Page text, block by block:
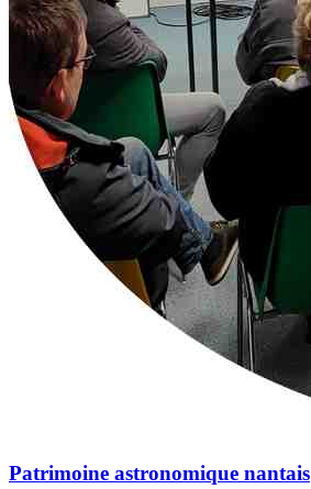
Patrimoine astronomique nantais